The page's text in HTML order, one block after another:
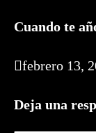
Cuando te
febrero 13,
Deja una